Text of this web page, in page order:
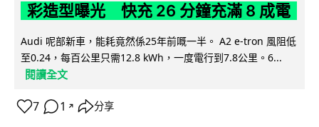
彩造型曝光 快充 26 分鐘充滿 8 成電
Audi 呢部新車，能耗竟然係25年前嘅一半。 A2 e-tron 風阻低
至0.24，每百公里只需12.8 kWh，一度電行到7.8公里。6...
閱讀全文
7 1 ↗ 分享